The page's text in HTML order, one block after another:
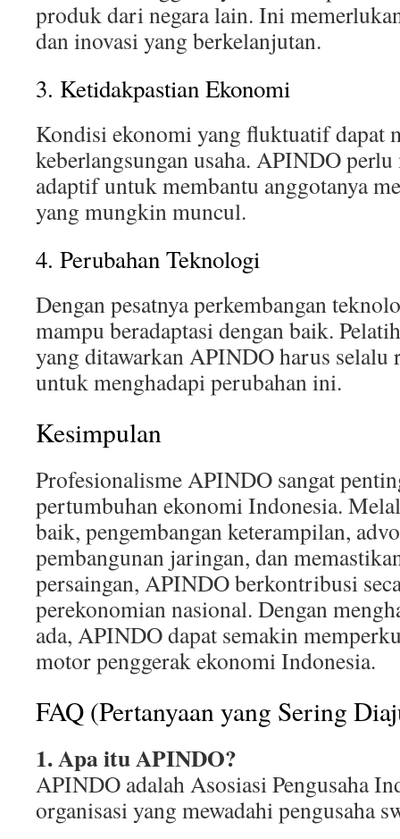
produk dari negara lain. Ini
dan inovasi yang berkelanjutan.
3. Ketidakpastian Ekonomi
Kondisi ekonomi yang fluktuatif dapat
keberlangsungan usaha. APINDO
adaptif untuk membantu anggotanya
yang mungkin muncul.
4. Perubahan Teknologi
Dengan pesatnya perkembangan
mampu beradaptasi dengan baik.
yang ditawarkan APINDO harus selalu
untuk menghadapi perubahan ini.
Kesimpulan
Profesionalisme APINDO sangat
pertumbuhan ekonomi Indonesia.
baik, pengembangan keterampilan,
pembangunan jaringan, dan
persaingan, APINDO berkontribusi
perekonomian nasional. Dengan
ada, APINDO dapat semakin
motor penggerak ekonomi Indonesia.
FAQ (Pertanyaan yang Sering
1. Apa itu APINDO?
APINDO adalah Asosiasi Pengusaha
organisasi yang mewadahi pengusaha